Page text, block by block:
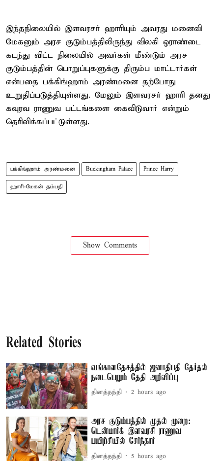
இந்தநிலையில் இளவரசர் ஹாரியும் அவரது மனைவி
மேகனும் அரச குடும்பத்திலிருந்து விலகி ஓராண்டை
கடந்து விட்ட நிலையில் அவர்கள் மீண்டும் அரச
குடும்பத்தின் பொறுப்புகளுக்கு திரும்ப மாட்டார்கள்
என்பதை பக்கிங்ஹாம் அரண்மனை தற்போது
உறுதிப்படுத்தியுள்ளது. மேலும் இளவரசர் ஹாரி தனது
கவுரவ ராணுவ பட்டங்களை கைவிடுவார் என்றும்
தெரிவிக்கப்பட்டுள்ளது.
பக்கிங்ஹாம் அரண்மனை Buckingham Palace Prince Harry
ஹாரி-மேகன் தம்பதி
Show Comments
Related Stories
வங்காளதேசத்தில் ஜனாதிபதி தேர்தல்
நடைபெறும் தேதி அறிவிப்பு
தினத்தந்தி 2 hours ago
அரச குடும்பத்தில் முதல் முறை:
டென்மார்க் இளவரசி ராணுவ
பயிற்சியில் சேர்ந்தார்
தினத்தந்தி 5 hours ago